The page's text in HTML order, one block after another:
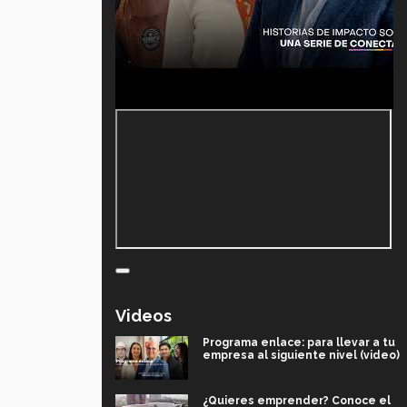
Videos
Programa enlace: para llevar a tu
empresa al siguiente nivel (video)
¿Quieres emprender? Conoce el